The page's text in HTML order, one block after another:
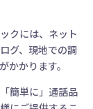
クには、ネット
グ、現地での調
かかります。
簡単に」通話品